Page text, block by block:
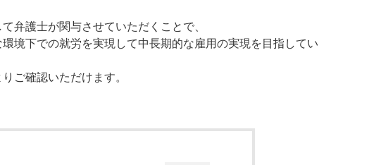
弁護士が関与させていただくことで、
境下での就労を実現して中長期的な雇用の実現を目指してい
ご確認いただけます。